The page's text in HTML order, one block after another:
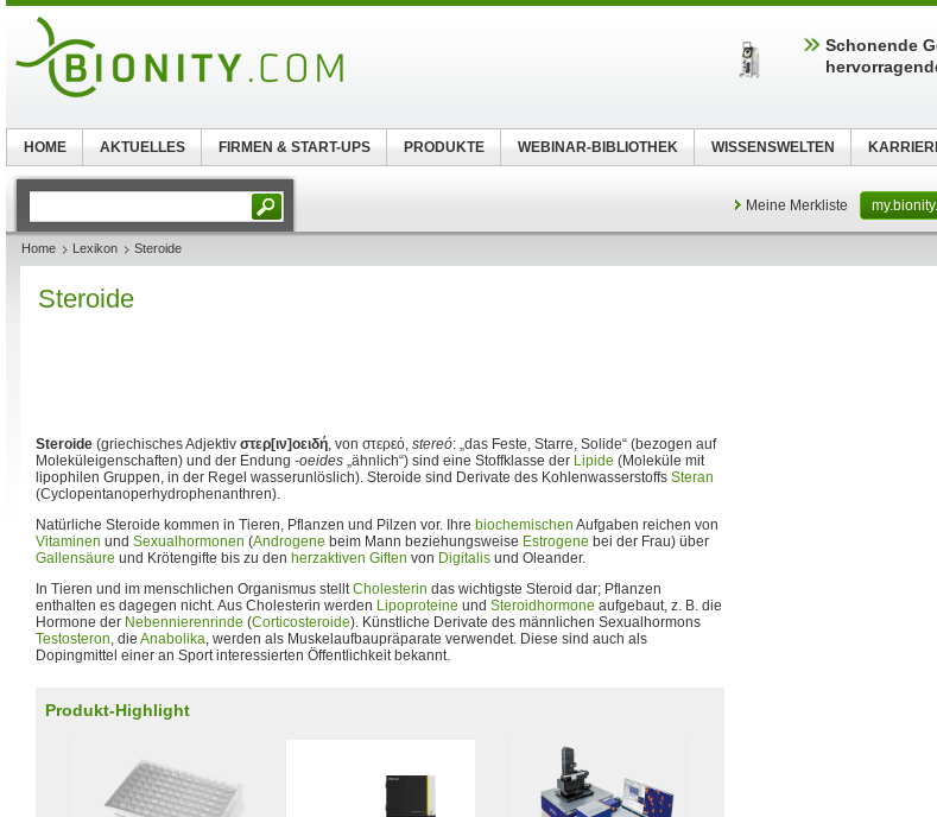
Meine Merkliste
Home Lexikon Steroide
Steroide
Steroide (griechisches Adjektiv στερ[ιν]οειδή, von στερεό, stereó: „das Feste, Starre, Solide“ (bezogen auf
Moleküleigenschaften) und der Endung -oeides „ähnlich“) sind eine Stoffklasse der Lipide (Moleküle mit
lipophilen Gruppen, in der Regel wasserunlöslich). Steroide sind Derivate des Kohlenwasserstoffs Steran
(Cyclopentanoperhydrophenanthren).
Natürliche Steroide kommen in Tieren, Pflanzen und Pilzen vor. Ihre biochemischen Aufgaben reichen von
Vitaminen und Sexualhormonen (Androgene beim Mann beziehungsweise Estrogene bei der Frau) über
Gallensäure und Krötengifte bis zu den herzaktiven Giften von Digitalis und Oleander.
In Tieren und im menschlichen Organismus stelltCholesterin das wichtigste Steroid dar; Pflanzen
enthalten es dagegen nicht. Aus Cholesterin werden Lipoproteine und Steroidhormone aufgebaut, z. B. die
Hormone der Nebennierenrinde (Corticosteroide). Künstliche Derivate des männlichen Sexualhormons
Testosteron, die Anabolika, werden als Muskelaufbaupräparate verwendet. Diese sind auch als
Dopingmittel einer an Sport interessierten Öffentlichkeit bekannt.
Produkt-Highlight
Schonende
HOME AKTUELLES FIRMEN & START-UPS PRODUKTE WEBINAR-BIBLIOTHEK WISSENSWELTEN